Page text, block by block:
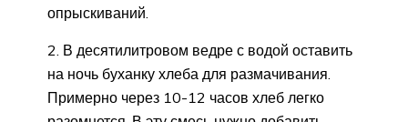
опрыскиваний.
2. В десятилитровом ведре с водой оставить
на ночь буханку хлеба для размачивания.
Примерно через 10-12 часов хлеб легко